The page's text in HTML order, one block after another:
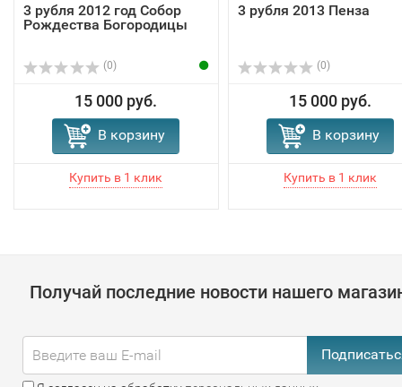
3 рубля 2012 год Собор
Рождества Богородицы
(0)
15 000 руб.
В корзину
3 рубля 2013 Пенза
(0)
15 000 руб.
В корзину
Получай последние новости нашего